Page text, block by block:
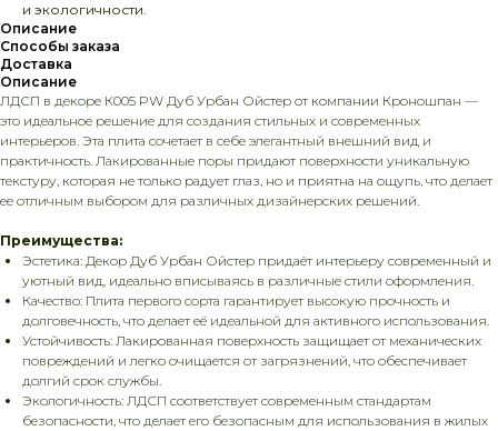
и экологичности.
Описание
Способы заказа
Доставка
Описание
ЛДСП в декоре К005 PW Дуб Урбан Ойстер от компании Кроношпан —
это идеальное решение для создания стильных и современных
интерьеров. Эта плита сочетает в себе элегантный внешний вид и
практичность. Лакированные поры придают поверхности уникальную
текстуру, которая не только радует глаз, но и приятна на ощупь, что делает
ее отличным выбором для различных дизайнерских решений.
Преимущества:
Эстетика: Декор Дуб Урбан Ойстер придаёт интерьеру современный и
уютный вид, идеально вписываясь в различные стили оформления.
Качество: Плита первого сорта гарантирует высокую прочность и
долговечность, что делает её идеальной для активного использования.
Устойчивость: Лакированная поверхность защищает от механических
повреждений и легко очищается от загрязнений, что обеспечивает
долгий срок службы.
Экологичность: ЛДСП соответствует современным стандартам
безопасности, что делает его безопасным для использования в жилых